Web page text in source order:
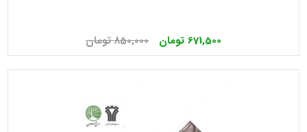
671,500 تومان 850,000 تومان